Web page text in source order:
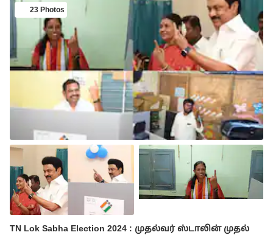
23 Photos
TN Lok Sabha Election 2024 : முதல்வர் ஸ்டாலின் முதல்